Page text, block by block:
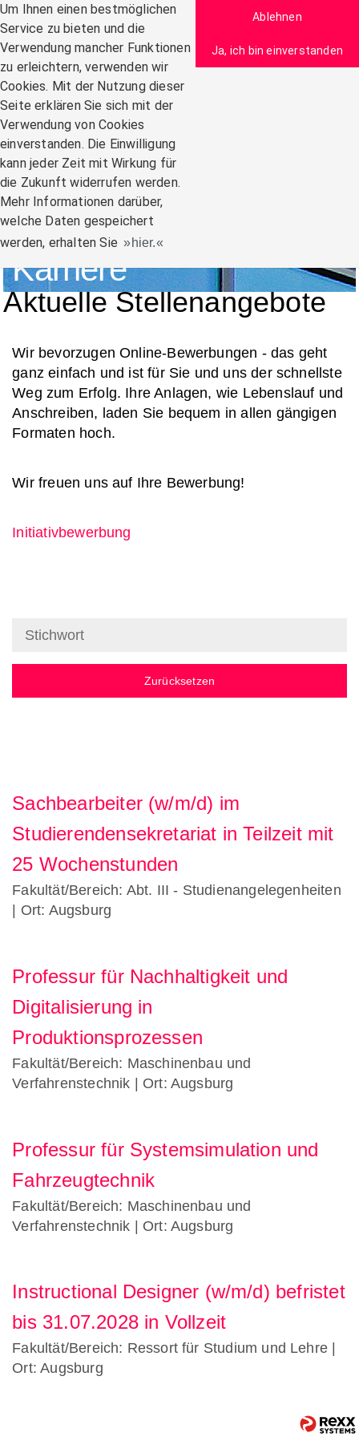
Um Ihnen einen bestmöglichen
Service zu bieten und die
Verwendung mancher Funktionen
zu erleichtern, verwenden wir
Cookies. Mit der Nutzung dieser
Seite erklären Sie sich mit der
Verwendung von Cookies
einverstanden. Die Einwilligung
kann jeder Zeit mit Wirkung für
die Zukunft widerrufen werden.
Mehr Informationen darüber,
welche Daten gespeichert
werden, erhalten Sie
hier.
Ablehnen
Ja, ich bin einverstanden
Zum Inhalt
Navigation:
Karriere
Aktuelle Stellenangebote
Wir bevorzugen Online-Bewerbungen - das geht
ganz einfach und ist für Sie und uns der schnellste
Weg zum Erfolg. Ihre Anlagen, wie Lebenslauf und
Anschreiben, laden Sie bequem in allen gängigen
Formaten hoch.
Wir freuen uns auf Ihre Bewerbung!
Initiativbewerbung
Zurücksetzen
Sachbearbeiter (w/m/d) im
Studierendensekretariat in Teilzeit mit
25 Wochenstunden
Fakultät/Bereich: Abt. III - Studienangelegenheiten
| Ort: Augsburg
Professur für Nachhaltigkeit und
Digitalisierung in
Produktionsprozessen
Fakultät/Bereich: Maschinenbau und
Verfahrenstechnik | Ort: Augsburg
Professur für Systemsimulation und
Fahrzeugtechnik
Fakultät/Bereich: Maschinenbau und
Verfahrenstechnik | Ort: Augsburg
Instructional Designer (w/m/d) befristet
bis 31.07.2028 in Vollzeit
Fakultät/Bereich: Ressort für Studium und Lehre |
Ort: Augsburg